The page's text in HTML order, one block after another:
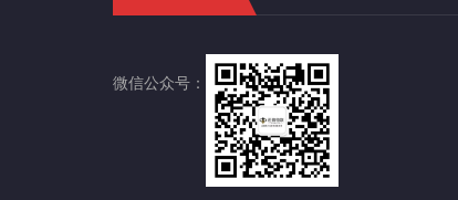
微信公众号：